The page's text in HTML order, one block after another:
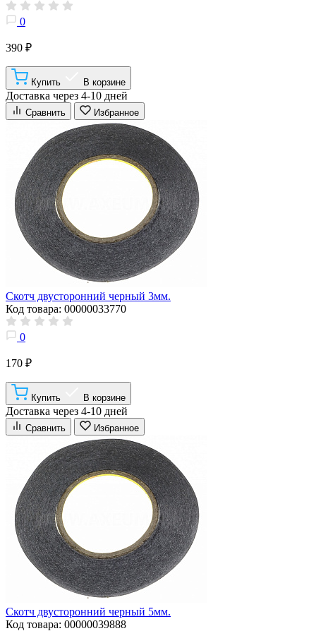
0
390 ₽
Купить В корзине
Доставка через 4-10 дней
Сравнить Избранное
Скотч двусторонний черный 3мм.
Код товара: 00000033770
0
170 ₽
Купить В корзине
Доставка через 4-10 дней
Сравнить Избранное
Скотч двусторонний черный 5мм.
Код товара: 00000039888